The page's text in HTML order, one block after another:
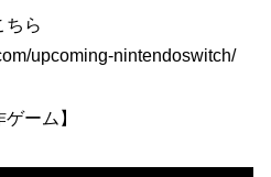
ちら
upcoming-nintendoswitch/
ーム】